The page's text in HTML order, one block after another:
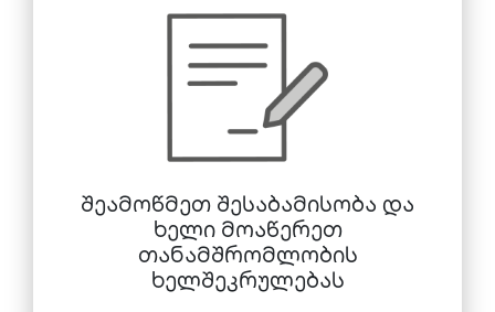
შეამოწმეთ შესაბამისობა და
ხელი მოაწერეთ
თანამშრომლობის
ხელშეკრულებას